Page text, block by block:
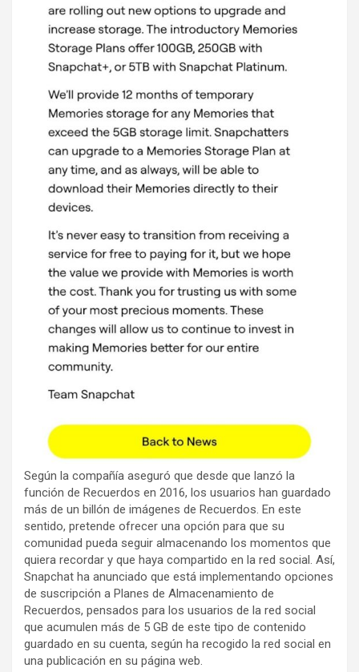
Según la compañía aseguró que desde que lanzó la
función de Recuerdos en 2016, los usuarios han guardado
más de un billón de imágenes de Recuerdos. En este
sentido, pretende ofrecer una opción para que su
comunidad pueda seguir almacenando los momentos que
quiera recordar y que haya compartido en la red social. Así,
Snapchat ha anunciado que está implementando opciones
de suscripción a Planes de Almacenamiento de
Recuerdos, pensados para los usuarios de la red social
que acumulen más de 5 GB de este tipo de contenido
guardado en su cuenta, según ha recogido la red social en
una publicación en su página web.